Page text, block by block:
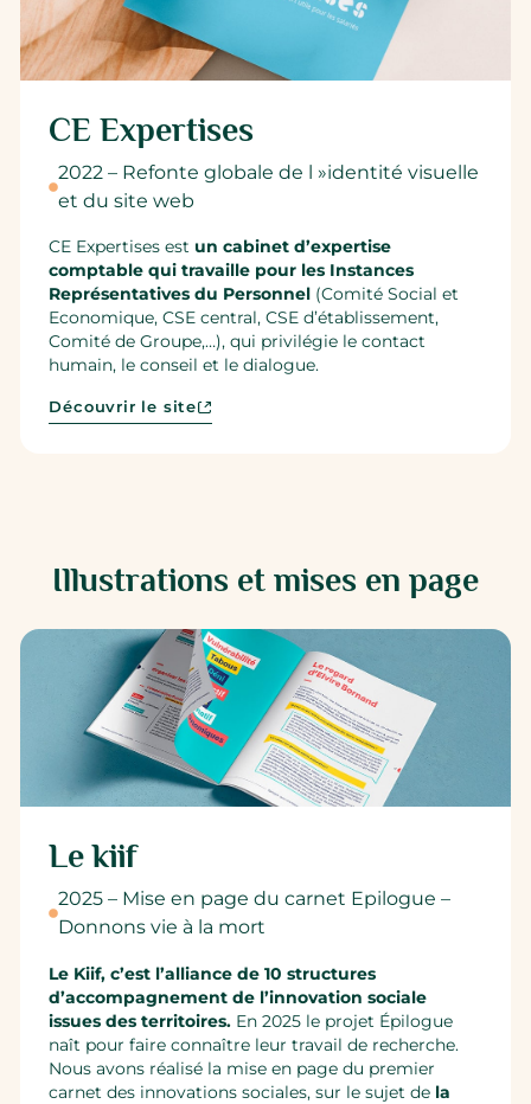
CE Expertises
2022 – Refonte globale de l »identité visuelle
et du site web
CE Expertises est un cabinet d’expertise
comptable qui travaille pour les Instances
Représentatives du Personnel (Comité Social et
Economique, CSE central, CSE d’établissement,
Comité de Groupe,…), qui privilégie le contact
humain, le conseil et le dialogue.
Découvrir le site
Illustrations et mises en page
Le kiif
2025 – Mise en page du carnet Epilogue –
Donnons vie à la mort
Le Kiif, c’est l’alliance de 10 structures
d’accompagnement de l’innovation sociale
issues des territoires. En 2025 le projet Épilogue
naît pour faire connaître leur travail de recherche.
Nous avons réalisé la mise en page du premier
carnet des innovations sociales, sur le sujet de la